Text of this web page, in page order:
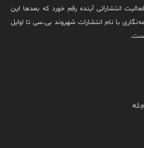
فعالیت انتشاراتی آینده رقم خورد که بعدها این
با نام انتشارات شهروند بی.سی تا اوایل